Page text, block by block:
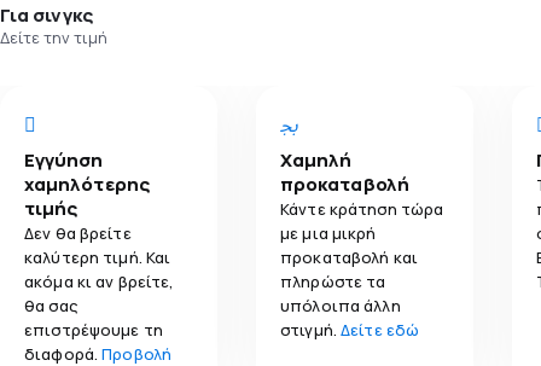
Για σινγκς
Δείτε την τιμή
Εγγύηση
χαμηλότερης
τιμής
Δεν θα βρείτε
καλύτερη τιμή. Και
ακόμα κι αν βρείτε,
θα σας
επιστρέψουμε τη
διαφορά.Προβολή
Χαμηλή
προκαταβολή
Κάντε κράτηση τώρα
με μια μικρή
προκαταβολή και
πληρώστε τα
υπόλοιπα άλλη
στιγμή.Δείτε εδώ